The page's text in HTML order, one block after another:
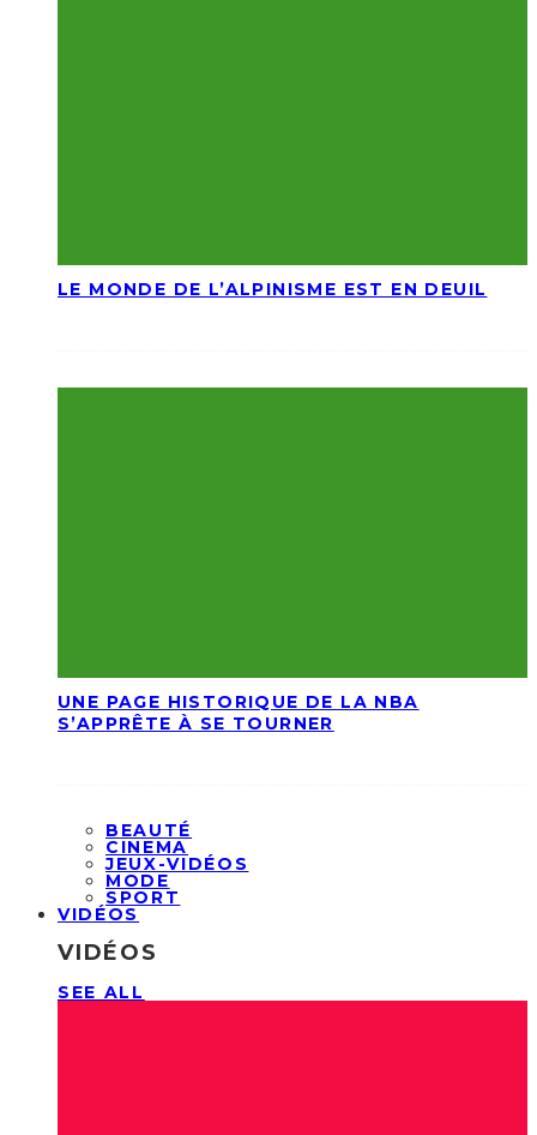
LE MONDE DE L’ALPINISME EST EN DEUIL
UNE PAGE HISTORIQUE DE LA NBA
S’APPRÊTE À SE TOURNER
BEAUTÉ
CINEMA
JEUX-VIDÉOS
MODE
SPORT
VIDÉOS
VIDÉOS
SEE ALL